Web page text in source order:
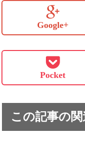
Google+
Pocket
この記事の